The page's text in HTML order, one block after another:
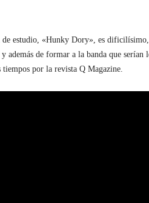
de estudio, «Hunky Dory», es
además de formar a la banda que serían
por la revista Q Magazine.